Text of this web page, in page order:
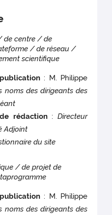
de centre / de
/ de réseau /
scientifique
: M. Philippe
noms des dirigeants des
rédaction: Directeur
Adjoint
du site
/ de projet de
: M. Philippe
noms des dirigeants des